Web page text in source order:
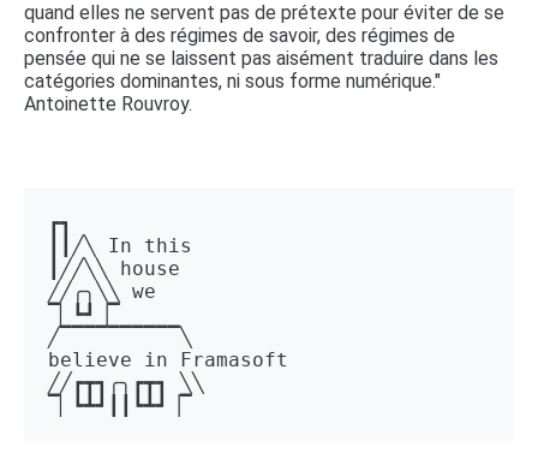
quand elles ne servent pas de prétexte pour éviter de se
confronter à des régimes de savoir, des régimes de
pensée qui ne se laissent pas aisément traduire dans les
catégories dominantes, ni sous forme numérique."
Antoinette Rouvroy.
┏┓
┃┃╱╲ In this
┃╱╱╲╲ house
╱╱╭╮╲╲ we
▔▏┗┛▕▔
╱▔▔▔▔▔▔▔▔▔▔╲
believe in Framasoft
╱╱┏┳┓╭╮┏┳┓ ╲╲
▔▏┗┻┛┃┃┗┻┛▕▔